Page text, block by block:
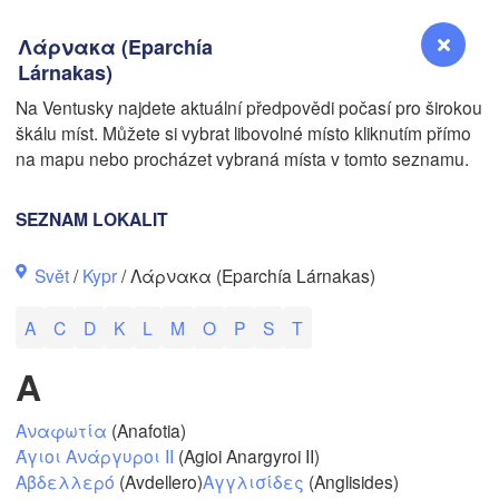
Λάρνακα (Eparchía
Lárnakas)
Na Ventusky najdete aktuální předpovědi počasí pro širokou
škálu míst. Můžete si vybrat libovolné místo kliknutím přímo
na mapu nebo procházet vybraná místa v tomto seznamu.
SEZNAM LOKALIT
Svět/Kypr/ Λάρνακα (Eparchía Lárnakas)
A C D K L M O P S T
A
Aναφωτία (Anafotia)
Άγιοι Ανάργυροι ΙΙ (Agioi Anargyroi II)
Αβδελλερό (Avdellero)Αγγλισίδες (Anglisides)
Los Angeles
San Jose
Fresno
Reno
Santa Maria
N